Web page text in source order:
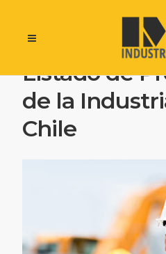
Listado de
de la
Chile